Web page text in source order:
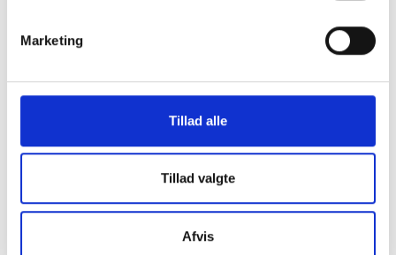
Marketing
Tillad alle
Tillad valgte
Afvis
og kan slide emaljen af. Det gælder ingen af vores.
Ekulf Pure
indeholder Papain — et naturligt enzym udvundet af
papajafrugten, der opløser plak og misfarvninger
tandoverflade, der reflekterer mere lys — og gør det
sværere for nye belægninger at hæfte sig fast.
Indeholder fluor (1450 ppm) og er fri for brintoverilte
og skadelige slibemidler. God til daglig brug, og særligt
Ekulf Pure Shine Whitening Tandpasta →